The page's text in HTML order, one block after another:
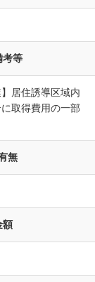
考等
】居住誘導区域内
取得費用の一部
無
額